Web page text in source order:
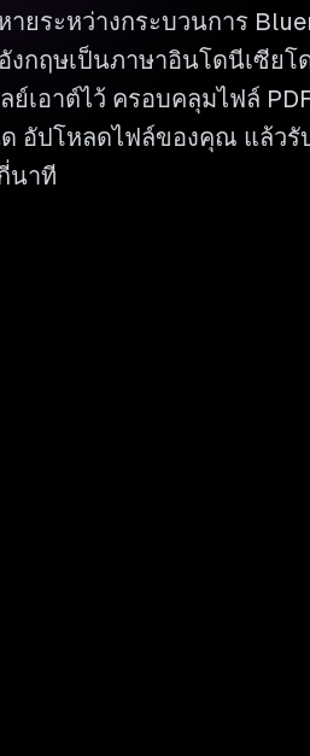
ยระหว่างกระบวนการ
งกฤษเป็นภาษาอินโดนีเซียโ
เอาต์ไว้ ครอบคลุมไฟล์
อัปโหลดไฟล์ของคุณ แล้วรั
นาที